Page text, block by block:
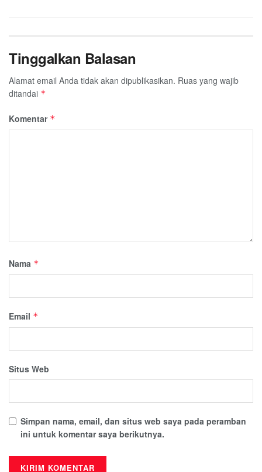
Tinggalkan Balasan
Alamat email Anda tidak akan dipublikasikan. Ruas yang wajib
ditandai *
Komentar *
Nama *
Email *
Situs Web
Simpan nama, email, dan situs web saya pada peramban
ini untuk komentar saya berikutnya.